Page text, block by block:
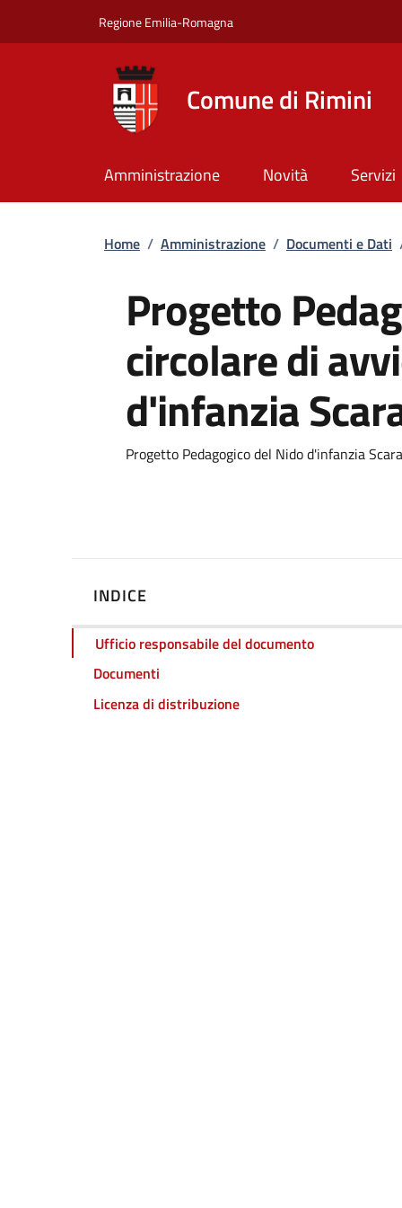
Regione Emilia-Romagna
Comune di Rimini
Amministrazione Novità Servizi
Briciole di pane
Home / Amministrazione / Documenti e Dati
Progetto
circolare di
d'infanzia
Dettagli
Progetto Pedagogico del Nido d'infanzia
INDICE
Ufficio responsabile del documento
Documenti
Licenza di distribuzione